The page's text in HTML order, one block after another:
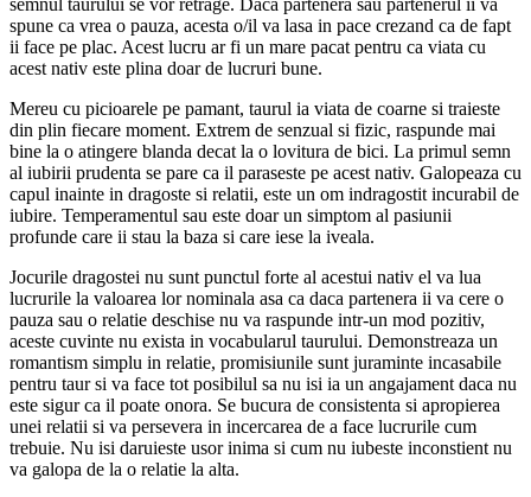
spune ca vrea o pauza, acesta o/il va lasa in pace crezand ca de fapt
ii face pe plac. Acest lucru ar fi un mare pacat pentru ca viata cu
acest nativ este plina doar de lucruri bune.
Mereu cu picioarele pe pamant, taurul ia viata de coarne si traieste
din plin fiecare moment. Extrem de senzual si fizic, raspunde mai
bine la o atingere blanda decat la o lovitura de bici. La primul semn
al iubirii prudenta se pare ca il paraseste pe acest nativ. Galopeaza cu
capul inainte in dragoste si relatii, este un om indragostit incurabil de
iubire. Temperamentul sau este doar un simptom al pasiunii
profunde care ii stau la baza si care iese la iveala.
Jocurile dragostei nu sunt punctul forte al acestui nativ el va lua
lucrurile la valoarea lor nominala asa ca daca partenera ii va cere o
pauza sau o relatie deschise nu va raspunde intr-un mod pozitiv,
aceste cuvinte nu exista in vocabularul taurului. Demonstreaza un
romantism simplu in relatie, promisiunile sunt juraminte incasabile
pentru taur si va face tot posibilul sa nu isi ia un angajament daca nu
este sigur ca il poate onora. Se bucura de consistenta si apropierea
unei relatii si va persevera in incercarea de a face lucrurile cum
trebuie. Nu isi daruieste usor inima si cum nu iubeste inconstient nu
va galopa de la o relatie la alta.